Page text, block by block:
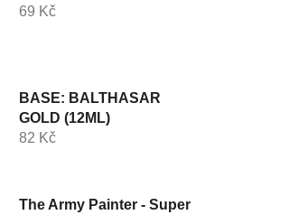
69 Kč
BASE: BALTHASAR
GOLD (12ML)
82 Kč
The Army Painter - Super